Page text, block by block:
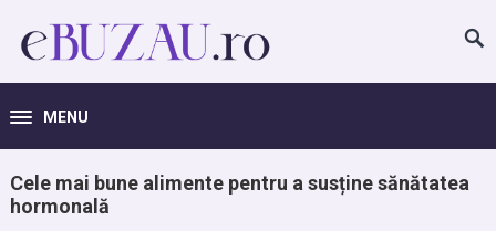
MENU
Cele mai bune alimente pentru a susține sănătatea
hormonală